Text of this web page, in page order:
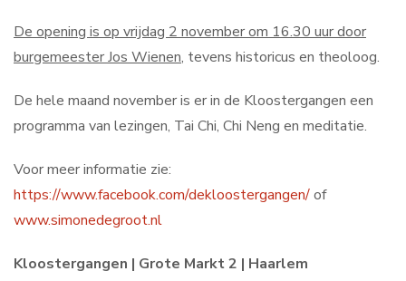
De opening is op vrijdag 2 november om 16.30 uur door
burgemeester Jos Wienen, tevens historicus en theoloog.
De hele maand november is er in de Kloostergangen een
programma van lezingen, Tai Chi, Chi Neng en meditatie.
Voor meer informatie zie:
https://www.facebook.com/dekloostergangen/of
www.simonedegroot.nl
Kloostergangen | Grote Markt 2 | Haarlem